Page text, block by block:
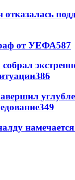
отказалась
от УЕФА587
386
349
намечается